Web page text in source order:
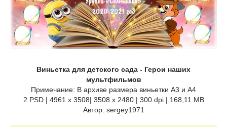
Виньетка для детского сада - Герои наших
мультфильмов
Примечание: В архиве размера виньетки А3 и А4
2 PSD | 4961 x 3508| 3508 x 2480 | 300 dpi | 168,11 MB
Автор: sergey1971